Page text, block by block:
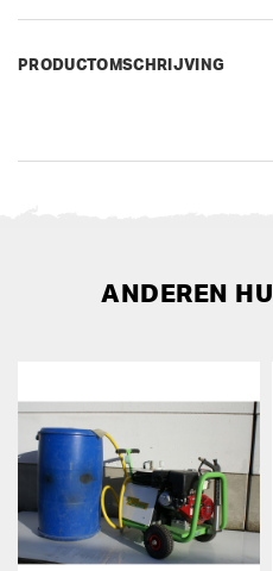
PRODUCTOMSCHRIJVING
ANDEREN